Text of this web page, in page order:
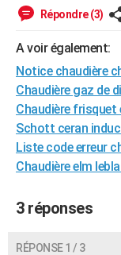
Art de vivre
Bien-être
Loisirs
Mode
Modes de vie
SANTE
VOYAGE
Destinations
City break
Voyage nature
Voyage de noces
Forum
Climat
PHOTO
GUIDES D'ACHAT
BONS PLANS
CARTE DE VOEUX
Carte de Noël
Carte Bonne année
Carte Saint-Valentin
Carte Pâques
Carte d'anniversaire
DICTIONNAIRE
Répondre (3)
A voir également:
Notice chaudière
Chaudière gaz de
Chaudière frisquet
Schott ceran
Liste code erreur
Chaudière elm
3 réponses
RÉPONSE 1 / 3